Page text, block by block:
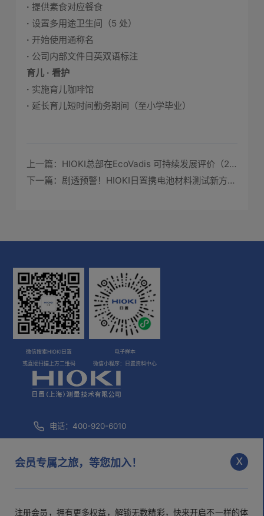
会员专属之旅，等您加入！ x
注册会员，拥有更多权益，解锁无数精彩，快来开启不一样的体
· 提供素食对应餐食
· 设置多用途卫生间（5 处）
· 开始使用通称名
· 公司内部文件日英双语标注
育儿 · 看护
· 实施育儿咖啡馆
· 延长育儿短时间勤务期间（至小学毕业）
上一篇：HIOKI总部在EcoVadis 可持续发展评价（2025）中荣获「铜牌」
下一篇：剧透预警！HIOKI日置携电池材料测试新方案，重磅登陆CIBF 2026
微信搜索HIOKI日置
或直接扫描上方二维码
电子样本
微信小程序：日置资料中心
电话：400-920-6010
市场部邮箱：mkt@hioki.com.cn